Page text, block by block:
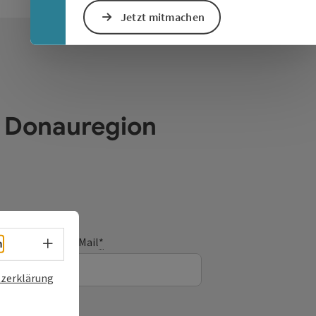
Jetzt mitmachen
E-Mail*
Sprachwahl - Menü öffnen